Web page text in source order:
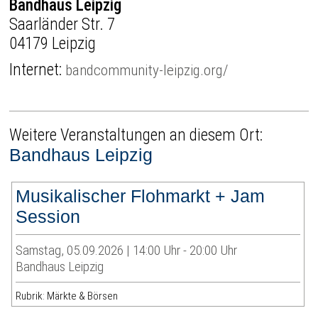
Bandhaus Leipzig
Saarländer Str. 7
04179 Leipzig
Internet: bandcommunity-leipzig.org/
Weitere Veranstaltungen an diesem Ort:
Bandhaus Leipzig
Musikalischer Flohmarkt + Jam
Session
Samstag, 05.09.2026 | 14:00 Uhr - 20:00 Uhr
Bandhaus Leipzig
Rubrik: Märkte & Börsen